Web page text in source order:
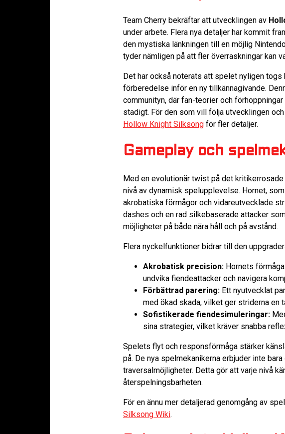
Team Cherry bekräftar att utvecklingen av
under arbete. Flera nya detaljer har kommit
den mystiska länkningen till en möjlig
tyder nämligen på att fler överraskningar kan
Det har också noterats att spelet nyligen
förberedelse inför en ny tillkännagivande.
communityn, där fan-teorier och
stadigt. För den som vill följa utvecklingen
Hollow Knight Silksong för fler detaljer.
Gameplay och
Med en evolutionär twist på det
nivå av dynamisk spelupplevelse. Hornet,
akrobatiska förmågor och vidareutvecklade
dashes och en rad silkebaserade attacker
möjligheter på både nära håll och på avstånd.
Flera nyckelfunktioner bidrar till den
Akrobatisk precision: Hornets
undvika fiendeattacker och navigera
Förbättrad parering: Ett nyutvecklat
med ökad skada, vilket ger striderna en
Sofistikerade fiendesimuleringar:
sina strategier, vilket kräver snabba
Spelets flyt och responsförmåga stärker
på. De nya spelmekanikerna erbjuder inte
traversalmöjligheter. Detta gör att varje nivå
återspelningsbarheten.
För en ännu mer detaljerad genomgång av
Silksong Wiki.